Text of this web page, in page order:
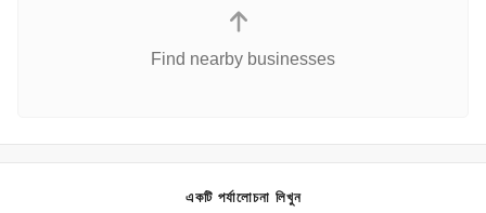
Find nearby businesses
একটি পর্যালোচনা লিখুন